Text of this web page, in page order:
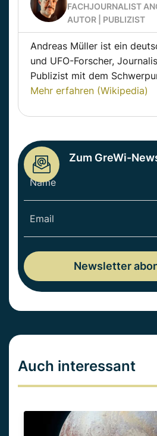
FACHJOURNALIST
AUTOR | PUBLIZIST
Andreas Müller ist ein
und UFO-Forscher,
Publizist mit dem
Mehr erfahren (Wikipedia)
Zum GreWi-
Auch interessant